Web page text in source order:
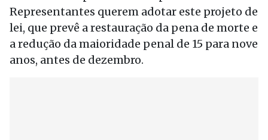
Representantes querem adotar este projeto de
lei, que prevê a restauração da pena de morte e
a redução da maioridade penal de 15 para nove
anos, antes de dezembro.